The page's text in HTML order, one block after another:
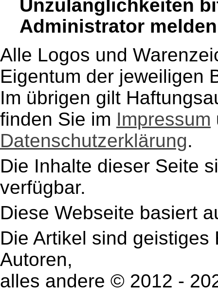
Unzulänglichkeiten
Administrator
Alle Logos und
Eigentum der jeweiligen
Im übrigen gilt
finden Sie im Impressum
Datenschutzerklärung.
Die Inhalte dieser Seite
verfügbar.
Diese Webseite basiert
Die Artikel sind
Autoren,
alles andere © 2012 -